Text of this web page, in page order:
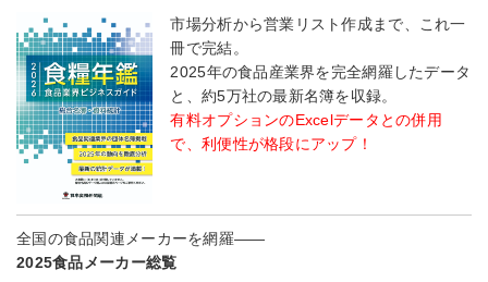
市場分析から営業リスト作成まで、これ一
冊で完結。
2025年の食品産業界を完全網羅したデータ
と、約5万社の最新名簿を収録。
有料オプションのExcelデータとの併用
で、利便性が格段にアップ！
全国の食品関連メーカーを網羅――
2025食品メーカー総覧